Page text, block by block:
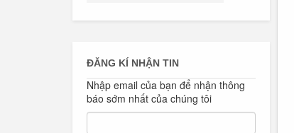
ĐĂNG KÍ NHẬN TIN
Nhập email của bạn để nhận thông
báo sớm nhất của chúng tôi